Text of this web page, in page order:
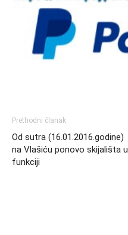
Prethodni članak
Od sutra (16.01.2016.godine)
na Vlašiću ponovo skijališta u
funkciji